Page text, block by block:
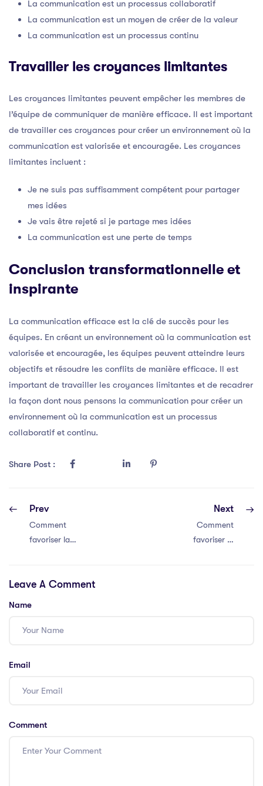
La communication est un processus collaboratif
La communication est un moyen de créer de la valeur
La communication est un processus continu
Travailler les croyances limitantes
Les croyances limitantes peuvent empêcher les membres de
l’équipe de communiquer de manière efficace. Il est important
de travailler ces croyances pour créer un environnement où la
communication est valorisée et encouragée. Les croyances
limitantes incluent :
Je ne suis pas suffisamment compétent pour partager
mes idées
Je vais être rejeté si je partage mes idées
La communication est une perte de temps
Conclusion transformationnelle et
inspirante
La communication efficace est la clé de succès pour les
équipes. En créant un environnement où la communication est
valorisée et encouragée, les équipes peuvent atteindre leurs
objectifs et résoudre les conflits de manière efficace. Il est
important de travailler les croyances limitantes et de recadrer
la façon dont nous pensons la communication pour créer un
environnement où la communication est un processus
collaboratif et continu.
Share Post :
Prev
Comment
favoriser la
de votre équipe
Next
Comment
favoriser la
Leave A Comment
Name
Email
Comment